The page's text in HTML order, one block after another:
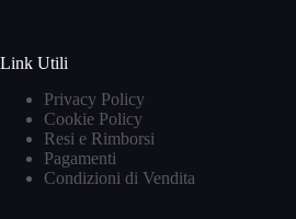
Link Utili
Privacy Policy
Cookie Policy
Resi e Rimborsi
Pagamenti
Condizioni di Vendita